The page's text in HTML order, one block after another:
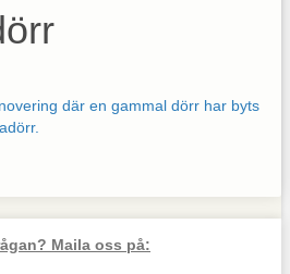
där en gammal dörr har byts
Maila oss på: